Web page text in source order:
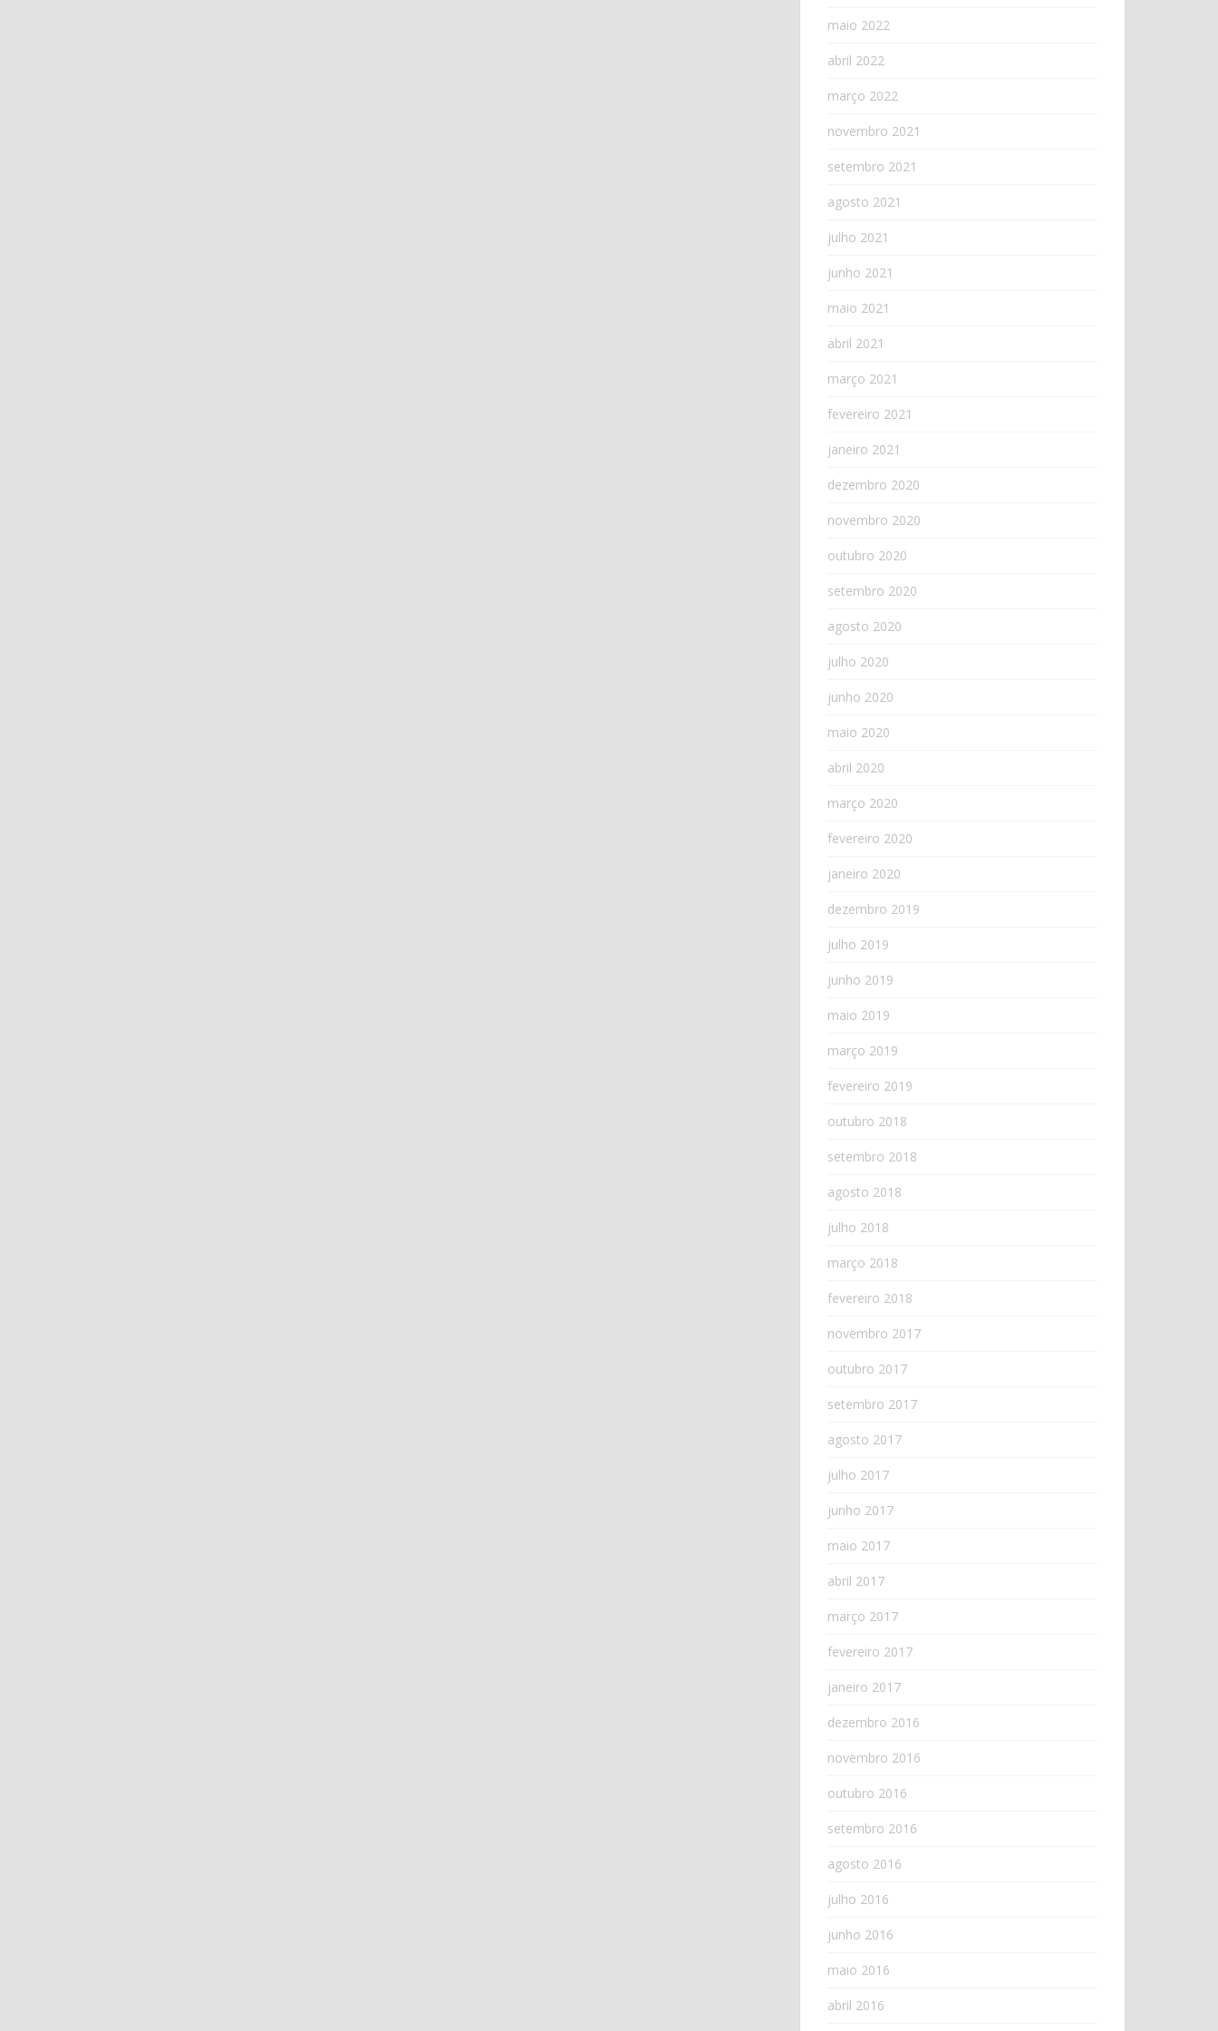
maio 2022
abril 2022
março 2022
novembro 2021
setembro 2021
agosto 2021
julho 2021
junho 2021
maio 2021
abril 2021
março 2021
fevereiro 2021
janeiro 2021
dezembro 2020
novembro 2020
outubro 2020
setembro 2020
agosto 2020
julho 2020
junho 2020
maio 2020
abril 2020
março 2020
fevereiro 2020
janeiro 2020
dezembro 2019
julho 2019
junho 2019
maio 2019
março 2019
fevereiro 2019
outubro 2018
setembro 2018
agosto 2018
julho 2018
março 2018
fevereiro 2018
novembro 2017
outubro 2017
setembro 2017
agosto 2017
julho 2017
junho 2017
maio 2017
abril 2017
março 2017
fevereiro 2017
janeiro 2017
dezembro 2016
novembro 2016
outubro 2016
setembro 2016
agosto 2016
julho 2016
junho 2016
maio 2016
abril 2016